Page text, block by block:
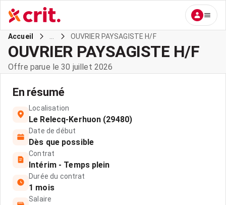
Accueil OUVRIER PAYSAGISTE H/F
OUVRIER PAYSAGISTE H/F
Offre parue le 30 juillet 2026
En résumé
Localisation
Le Relecq-Kerhuon (29480)
Date de début
Dès que possible
Contrat
Intérim - Temps plein
Durée du contrat
1 mois
Salaire